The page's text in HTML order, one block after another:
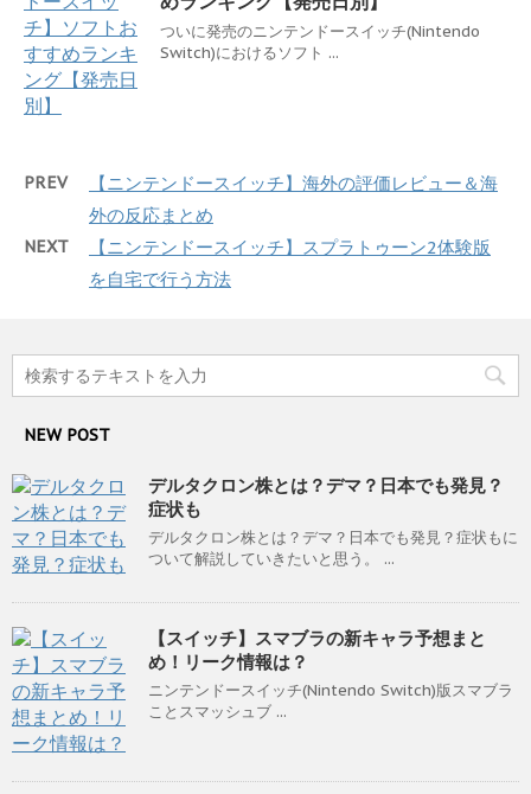
ついに発売のニンテンドースイッチ(Nintendo
Switch)におけるソフト ...
PREV
【ニンテンドースイッチ】海外の評価レビュー＆海
外の反応まとめ
NEXT
【ニンテンドースイッチ】スプラトゥーン2体験版
を自宅で行う方法
NEW POST
デルタクロン株とは？デマ？日本でも発見？
症状も
デルタクロン株とは？デマ？日本でも発見？症状もに
ついて解説していきたいと思う。 ...
【スイッチ】スマブラの新キャラ予想まと
め！リーク情報は？
ニンテンドースイッチ(Nintendo Switch)版スマブラ
ことスマッシュブ ...